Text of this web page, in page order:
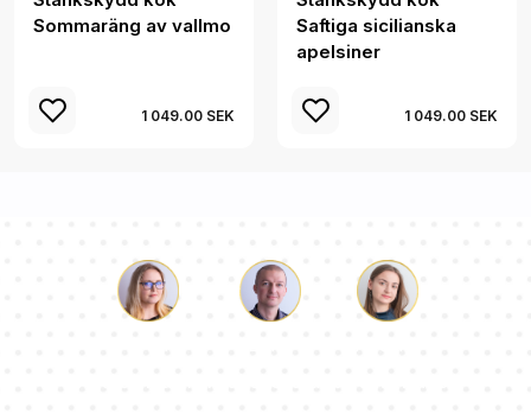
Sommaräng av vallmo
1 049.00 SEK
Saftiga sicilianska
apelsiner
1 049.00 SEK